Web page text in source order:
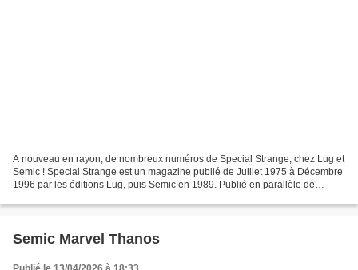
A nouveau en rayon, de nombreux numéros de Special Strange, chez Lug et
Semic ! Special Strange est un magazine publié de Juillet 1975 à Décembre
1996 par les éditions Lug, puis Semic en 1989. Publié en parallèle de
Semic Marvel Thanos